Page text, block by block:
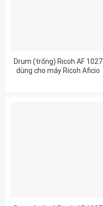
Drum (trống) Ricoh AF 1027
dùng cho máy Ricoh Aficio